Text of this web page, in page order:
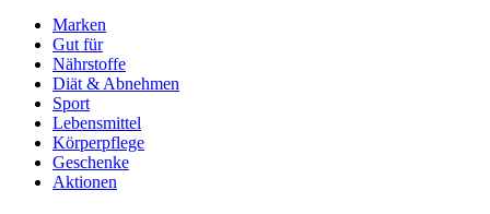
Marken
Gut für
Nährstoffe
Diät & Abnehmen
Sport
Lebensmittel
Körperpflege
Geschenke
Aktionen